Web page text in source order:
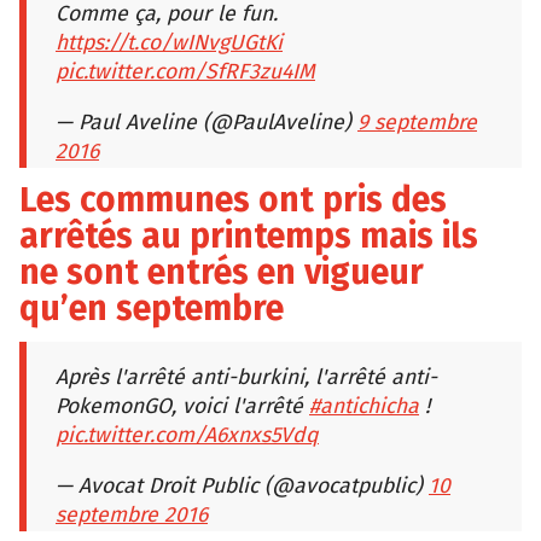
Comme ça, pour le fun.
https://t.co/wINvgUGtKi
pic.twitter.com/SfRF3zu4IM
— Paul Aveline (@PaulAveline) 9 septembre
2016
Les communes ont pris des
arrêtés au printemps mais ils
ne sont entrés en vigueur
qu’en septembre
Après l'arrêté anti-burkini, l'arrêté anti-
PokemonGO, voici l'arrêté #antichicha !
pic.twitter.com/A6xnxs5Vdq
— Avocat Droit Public (@avocatpublic) 10
septembre 2016